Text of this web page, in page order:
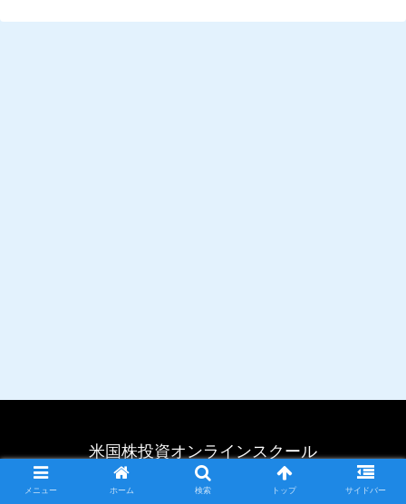
米国株投資オンラインスクール
© 2022 米国株投資オンラインスクール.
メニュー ホーム 検索 トップ サイドバー